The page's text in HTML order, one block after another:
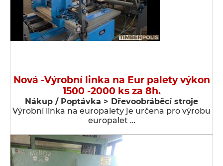
Nová -Výrobní linka na Eur palety výkon
1500 -2000 ks za 8h.
Nákup / Poptávka > Dřevoobráběcí stroje
Výrobní linka na europalety je určena pro výrobu
europalet …